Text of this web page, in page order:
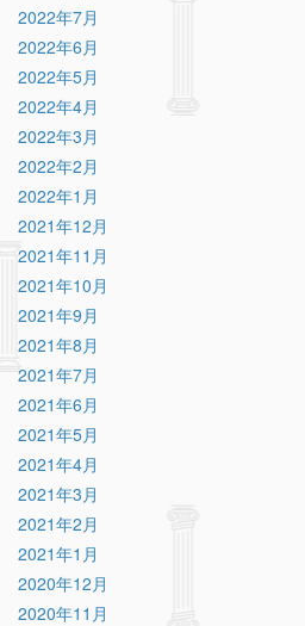
2022年7月
2022年6月
2022年5月
2022年4月
2022年3月
2022年2月
2022年1月
2021年12月
2021年11月
2021年10月
2021年9月
2021年8月
2021年7月
2021年6月
2021年5月
2021年4月
2021年3月
2021年2月
2021年1月
2020年12月
2020年11月